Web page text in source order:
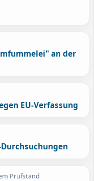
an der
EU-Verfassung
Prüfstand